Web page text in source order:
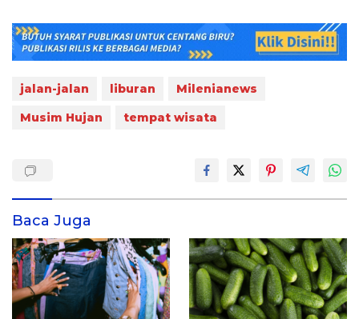
jalan-jalan liburan
Milenianews
Musim Hujan
tempat wisata
Baca Juga